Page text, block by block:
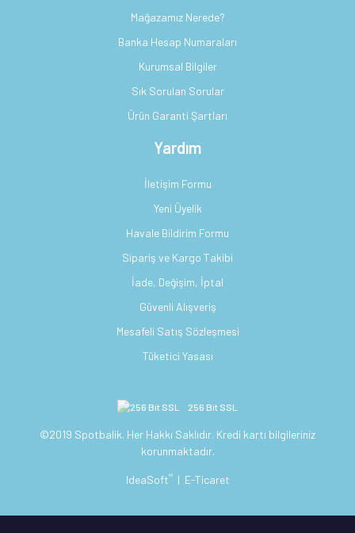
Mağazamız Nerede?
Banka Hesap Numaraları
Kurumsal Bilgiler
Sık Sorulan Sorular
Ürün Garanti Şartları
Yardım
İletişim Formu
Yeni Üyelik
Havale Bildirim Formu
Sipariş ve Kargo Takibi
İade, Değişim, İptal
Güvenli Alışveriş
Mesafeli Satış Sözleşmesi
Tüketici Yasası
256 Bit SSL
©2019 Spotbalik. Her Hakkı Saklıdır. Kredi kartı bilgileriniz
korunmaktadır.
IdeaSoft® | E-Ticaret